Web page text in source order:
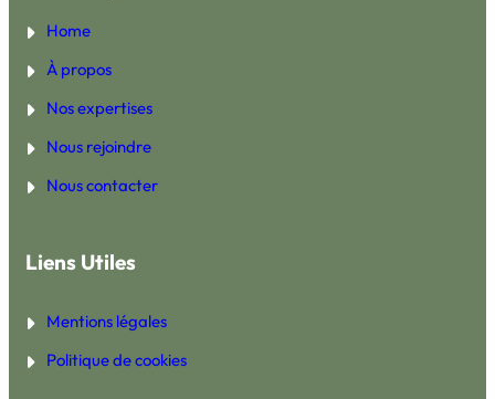
Home
À propos
Nos expertises
Nous rejoindre
Nous contacter
Liens Utiles
Mentions légales
Politique de cookies